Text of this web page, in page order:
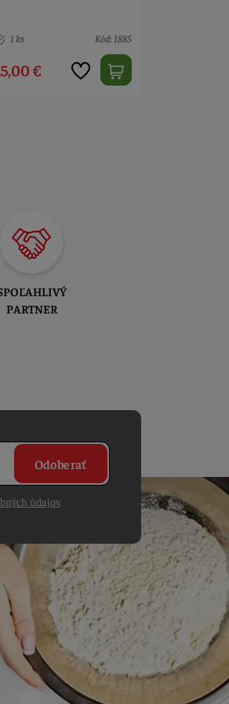
Nedostupné Kód: 1882
€
PARTNER
Odoberať
údajov.